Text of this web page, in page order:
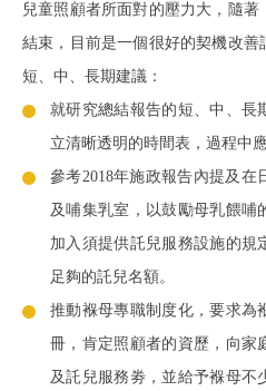
兒童照顧者所面對的壓力大，隨
結束，目前是一個很好的契機改
短、中、長期建議：
就研究總結報告的短、中、長
立清晰透明的時間表，過程中
參考2018年施政報告內提及
及哺集乳室，以鼓勵母乳餵哺
加入須提供託兒服務設施的規
足夠的託兒名額。
推動褓母專職制度化，要求為
冊，肯定照顧者的資歷，向家
及託兒服務劵，並給予褓母不